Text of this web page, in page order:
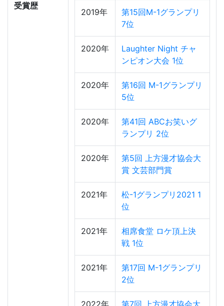
受賞歴
2019年
第15回M-1グランプリ
7位
2020年
Laughter Night チャ
ンピオン大会 1位
2020年
第16回 M-1グランプリ
5位
2020年
第41回 ABCお笑いグ
ランプリ 2位
2020年
第5回 上方漫才協会大
賞 文芸部門賞
2021年
松-1グランプリ2021 1
位
2021年
相席食堂 ロケ頂上決
戦 1位
2021年
第17回 M-1グランプリ
2位
2022年
第7回 上方漫才協会大